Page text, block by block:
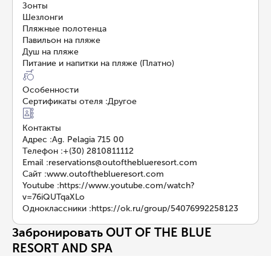
Зонты
Шезлонги
Пляжные полотенца
Павильон на пляже
Душ на пляже
Питание и напитки на пляже (Платно)
Особенности
Сертификаты отеля :Другое
Контакты
Адрес :Ag. Pelagia 715 00
Телефон :+(30) 2810811112
Email :reservations@outoftheblueresort.com
Сайт :www.outoftheblueresort.com
Youtube :https://www.youtube.com/watch?
v=76iQUTqaXLo
Одноклассники :https://ok.ru/group/54076992258123
Забронировать OUT OF THE BLUE
RESORT AND SPA